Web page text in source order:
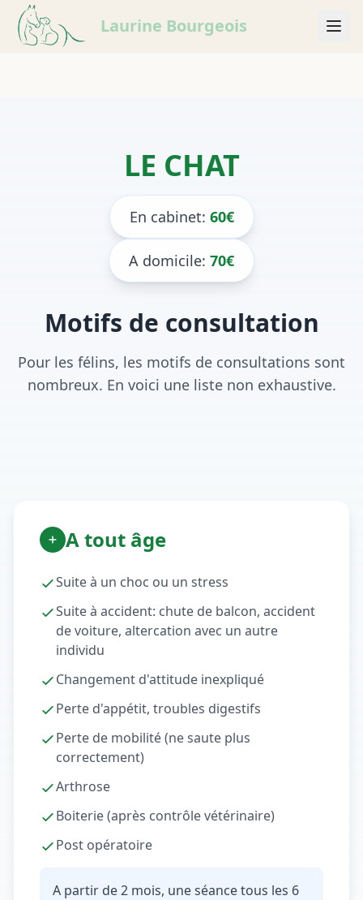
Laurine Bourgeois
LE CHAT
En cabinet: 60€
A domicile: 70€
Motifs de consultation
Pour les félins, les motifs de consultations sont
nombreux. En voici une liste non exhaustive.
A tout âge
Suite à un choc ou un stress
Suite à accident: chute de balcon, accident
de voiture, altercation avec un autre
individu
Changement d'attitude inexpliqué
Perte d'appétit, troubles digestifs
Perte de mobilité (ne saute plus
correctement)
Arthrose
Boiterie (après contrôle vétérinaire)
Post opératoire
A partir de 2 mois, une séance tous les 6